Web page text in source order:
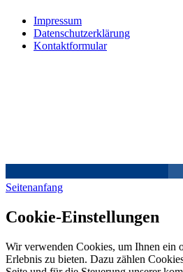
Impressum
Datenschutzerklärung
Kontaktformular
Seitenanfang
Cookie-Einstellungen
Wir verwenden Cookies, um Ihnen ein
Erlebnis zu bieten. Dazu zählen